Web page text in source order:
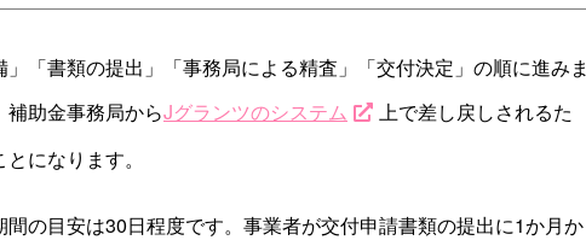
「書類の提出」「事務局による精査」「交付決定」の順に進みま
助金事務局からJグランツのシステム
上で差し戻しされるた
になります。
間の目安は30日程度です。事業者が交付申請書類の提出に1か月か